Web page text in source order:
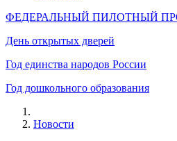
ФЕДЕРАЛЬНЫЙ ПИЛОТНЫЙ
День открытых дверей
Год единства народов России
Год дошкольного образования
Новости